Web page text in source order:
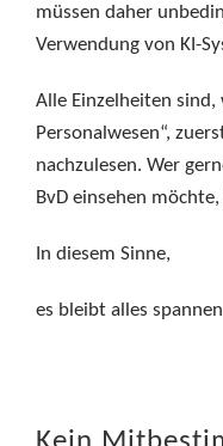
müssen daher
Verwendung von KI-
Alle Einzelheiten sind,
Personalwesen“,
nachzulesen. Wer
BvD einsehen
In diesem Sinne,
es bleibt alles